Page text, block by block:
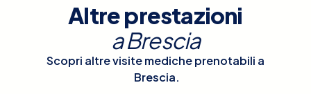
Altre prestazioni
aBrescia
Scopri altre visite mediche prenotabili a
Brescia.